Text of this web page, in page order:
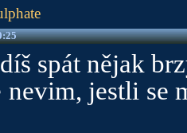
spát nějak
nevim, jestli se